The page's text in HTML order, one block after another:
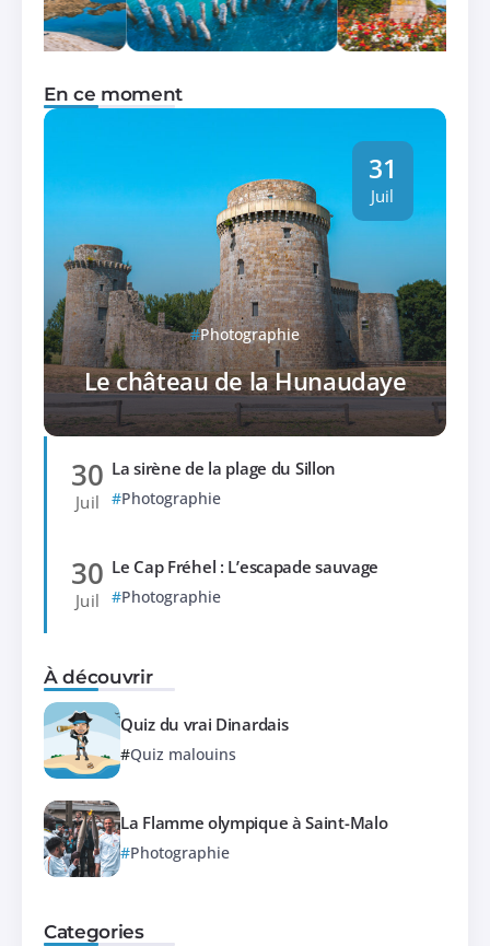
En ce moment
Photographie
Le château de la Hunaudaye
31
Juil
30
Juil
La sirène de la plage du Sillon
Photographie
30
Juil
Le Cap Fréhel : L’escapade sauvage
Photographie
À découvrir
Quiz du vrai Dinardais
Quiz malouins
La Flamme olympique à Saint-Malo
Photographie
Categories